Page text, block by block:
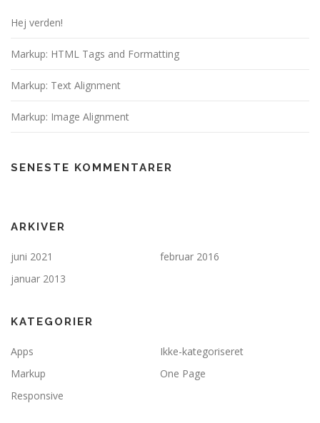
Hej verden!
Markup: HTML Tags and Formatting
Markup: Text Alignment
Markup: Image Alignment
SENESTE KOMMENTARER
ARKIVER
juni 2021
februar 2016
januar 2013
KATEGORIER
Apps
Ikke-kategoriseret
Markup
One Page
Responsive